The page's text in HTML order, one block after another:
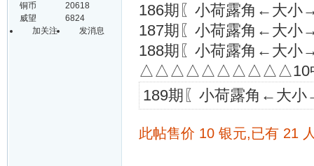
铜币
20618
威望
6824
加关注
发消息
186期〖小荷露角←大
187期〖小荷露角←大
188期〖小荷露角←大
189期〖小荷露角←大
此帖售价 10 银元,已有 21